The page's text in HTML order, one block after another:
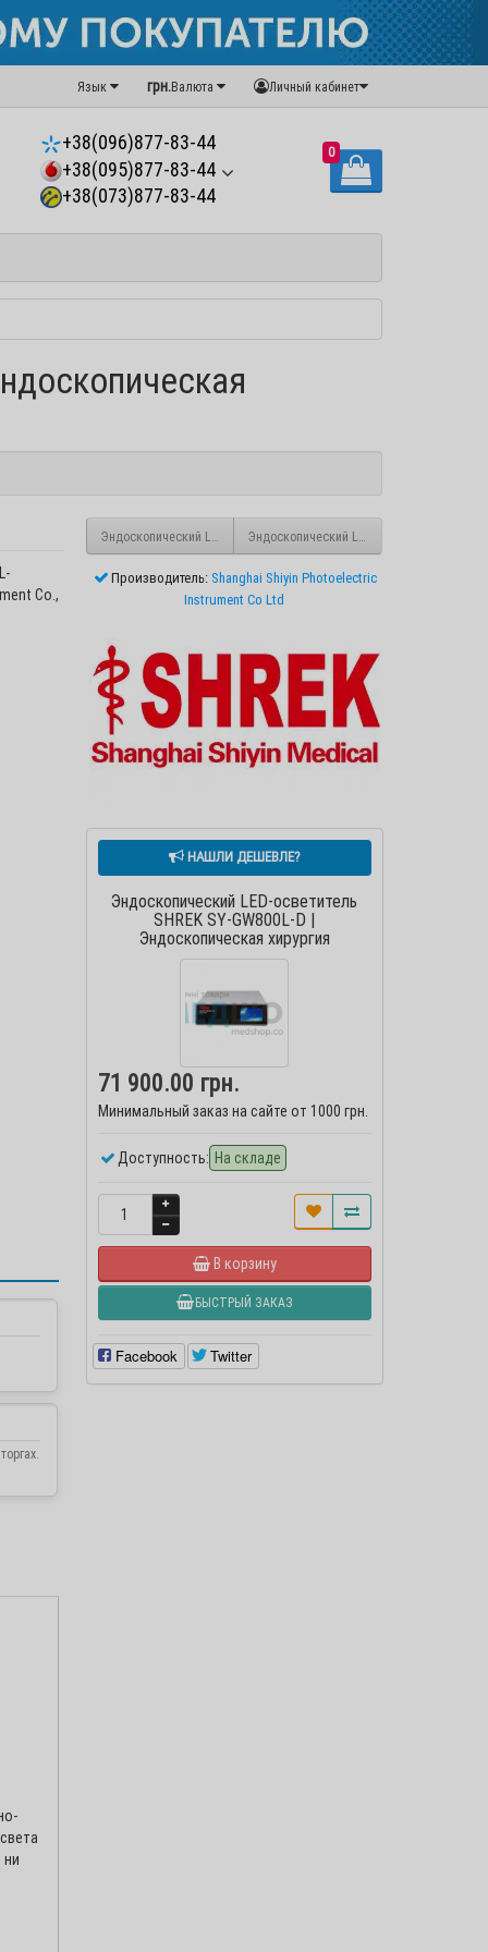
Личный кабинет
грн.Валюта
Язык
+38(096)877-83-44
+38(095)877-83-44
+38(073)877-83-44
0
Co.,
Эндоскопический LED-осветитель SHREK SY-GW1000L-N
Эндоскопический LED-осветитель SHREK
Производитель: Shanghai Shiyin Photoelectric
Instrument Co Ltd
НАШЛИ ДЕШЕВЛЕ?
Эндоскопический LED-осветитель
SHREK SY-GW800L-D |
Эндоскопическая хирургия
71 900.00 грн.
Минимальный заказ на сайте от 1000 грн.
Доступность: На складе
В корзину
БЫСТРЫЙ ЗАКАЗ
Facebook Twitter
Цены